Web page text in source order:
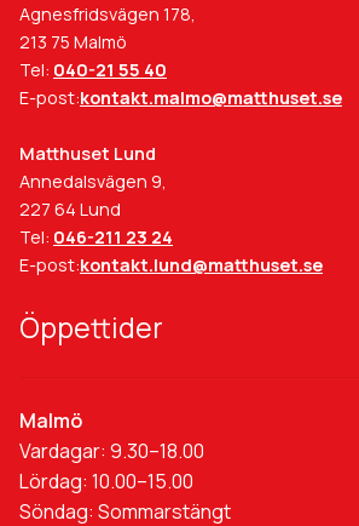
Agnesfridsvägen 178,
213 75 Malmö
Tel: 040-21 55 40
E-post:kontakt.malmo@matthuset.se
Matthuset Lund
Annedalsvägen 9,
227 64 Lund
Tel: 046-211 23 24
E-post:kontakt.lund@matthuset.se
Öppettider
Malmö
Vardagar: 9.30–18.00
Lördag: 10.00–15.00
Söndag: Sommarstängt